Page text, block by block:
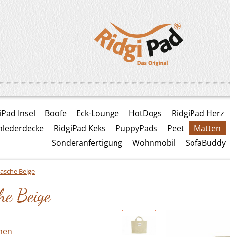
Insel Boofe Eck-Lounge HotDogs RidgiPad Herz
RidgiPad Keks PuppyPads Peet Matten
Sonderanfertigung
Wohnmobil SofaBuddy
Beige
Beige